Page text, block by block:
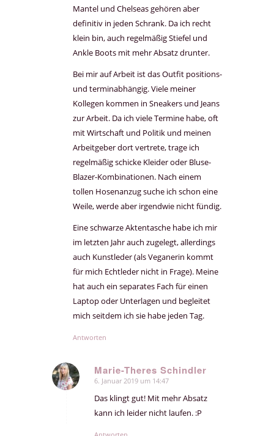
Mantel und Chelseas gehören aber
definitiv in jeden Schrank. Da ich recht
klein bin, auch regelmäßig Stiefel und
Ankle Boots mit mehr Absatz drunter.
Bei mir auf Arbeit ist das Outfit positions-
und terminabhängig. Viele meiner
Kollegen kommen in Sneakers und Jeans
zur Arbeit. Da ich viele Termine habe, oft
mit Wirtschaft und Politik und meinen
Arbeitgeber dort vertrete, trage ich
regelmäßig schicke Kleider oder Bluse-
Blazer-Kombinationen. Nach einem
tollen Hosenanzug suche ich schon eine
Weile, werde aber irgendwie nicht fündig.
Eine schwarze Aktentasche habe ich mir
im letzten Jahr auch zugelegt, allerdings
auch Kunstleder (als Veganerin kommt
für mich Echtleder nicht in Frage). Meine
hat auch ein separates Fach für einen
Laptop oder Unterlagen und begleitet
mich seitdem ich sie habe jeden Tag.
Antworten
Marie-Theres Schindler
sagte:
6. Januar 2019 um 14:47
Das klingt gut! Mit mehr Absatz
kann ich leider nicht laufen. :P